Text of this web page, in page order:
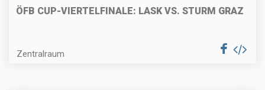
ÖFB CUP-VIERTELFINALE: LASK VS. STURM GRAZ
Zentralraum